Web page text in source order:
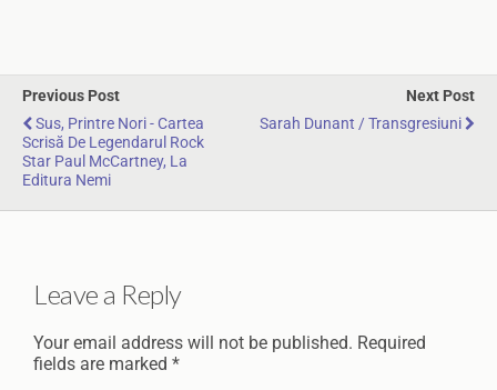
Previous Post
Sus, Printre Nori - Cartea
Scrisă De Legendarul Rock
Star Paul McCartney, La
Editura Nemi
Next Post
Sarah Dunant / Transgresiuni
Leave a Reply
Your email address will not be published. Required
fields are marked *